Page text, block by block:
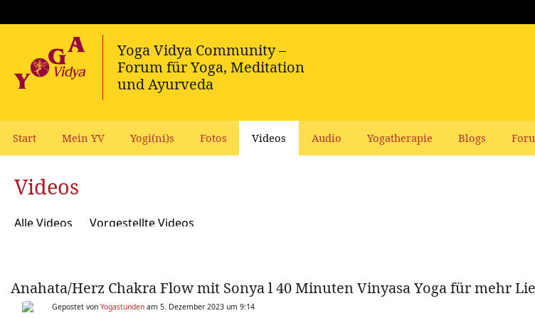
Start Mein YV Yogi(ni)s Fotos Videos Audio Yogatherapie Blogs
Videos
Alle Videos Vorgestellte Videos
Anahata/Herz Chakra Flow mit Sonya l 40 Minuten Vinyasa Yoga für mehr
Gepostet von Yogastunden am 5. Dezember 2023 um 9:14